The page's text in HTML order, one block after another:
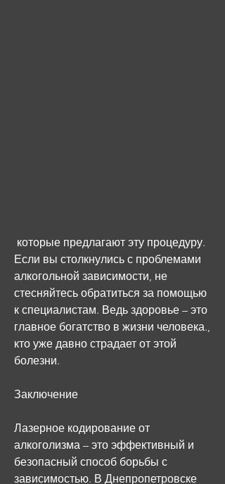
Если вы столкнулись с проблемами
алкогольной зависимости, не
стесняйтесь обратиться за помощью
к специалистам. Ведь здоровье – это
главное богатство в жизни человека.,
кто уже давно страдает от этой
болезни.
Заключение
Лазерное кодирование от
алкоголизма – это эффективный и
безопасный способ борьбы с
зависимостью. В Днепропетровске